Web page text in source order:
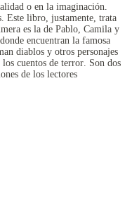
o en la imaginación.
Este libro, justamente, trata
es la de Pablo, Camila y
encuentran la famosa
diablos y otros personajes
cuentos de terror. Son dos
de los lectores